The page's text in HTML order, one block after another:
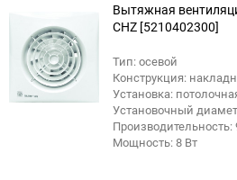
Вытяжная
CHZ [5210402300]
Тип: осевой
Конструкция:
Установка:
Установочный
Производительность:
Мощность: 8 Вт